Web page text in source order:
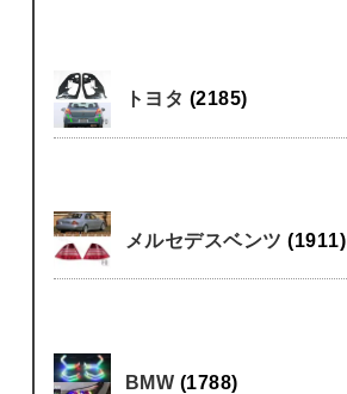
トヨタ (2185)
メルセデスベンツ(1911)
BMW (1788)